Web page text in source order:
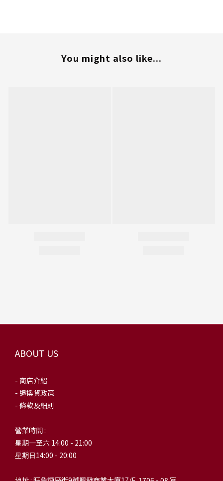
You might also like...
ABOUT US
- 商店介紹
- 退換貨政策
- 條款及細則
營業時間 :
星期一至六 14:00 - 21:00
星期日14:00 - 20:00